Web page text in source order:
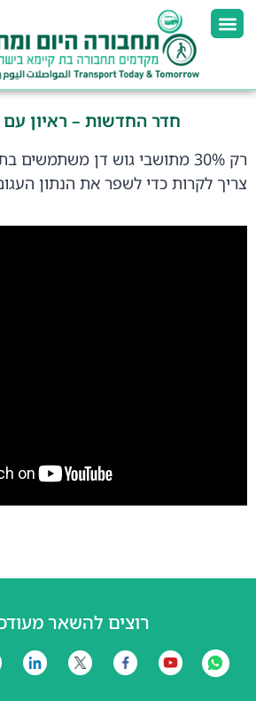
חדר החדשות – ראיון עם
רק 30% מתושבי גוש דן
צריך לקרות כדי לשפר את הנתון
רוצים להשאר